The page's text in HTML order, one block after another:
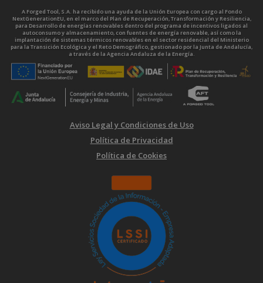
A Forged Tool, S.A. ha recibido una ayuda de la Unión Europea con cargo al Fondo
NextGenerationEU, en el marco del Plan de Recuperación, Transformación y Resiliencia,
para Desarrollo de energías renovables dentro del programa de incentivos ligados al
autoconsumo y almacenamiento, con fuentes de energía renovable, así como la
implantación de sistemas térmicos renovables en el sector residencial del Ministerio
para la Transición Ecológica y el Reto Demográfico, gestionado por la Junta de Andalucía,
a través de la Agencia Andaluza de la Energía.
Aviso Legal y Condiciones de Uso
Política de Privacidad
Política de Cookies